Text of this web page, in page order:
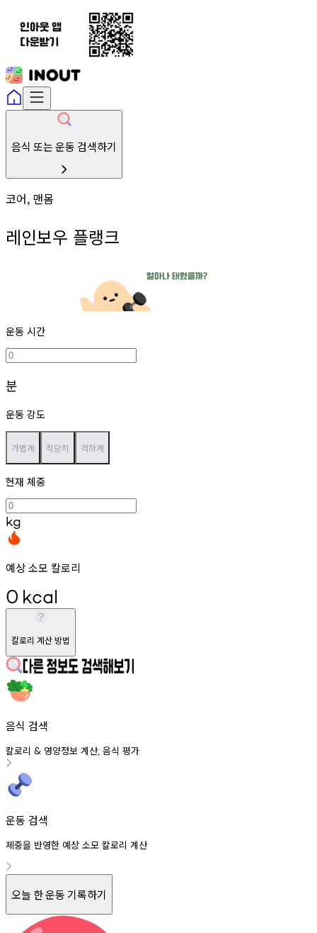
음식 또는 운동 검색하기
코어, 맨몸
레인보우 플랭크
운동 시간
분
운동 강도
가볍게 적당히 격하게
현재 체중
kg
예상 소모 칼로리
0 kcal
칼로리 계산 방법
음식 검색
칼로리 & 영양정보 계산, 음식 평가
운동 검색
체중을 반영한 예상 소모 칼로리 계산
오늘 한 운동 기록하기